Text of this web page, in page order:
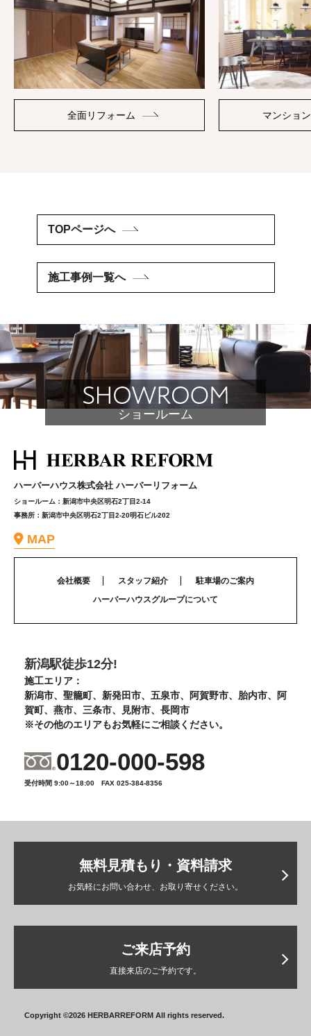
全面リフォーム マンショ
TOPページへ
施工事例一覧へ
ショールーム
ハーバーハウス株式会社 ハーバーリフォーム
ショールーム：新潟市中央区明石2丁目2-14
事務所：新潟市中央区明石2丁目2-20明石ビル202
MAP
会社概要 スタッフ紹介
駐車場のご案内
ハーバーハウスグループについて
新潟駅徒歩12分!
施工エリア：
新潟市、聖籠町、新発田市、五泉市、阿賀野市、胎内市、阿
賀町、燕市、三条市、見附市、長岡市
※その他のエリアもお気軽にご相談ください。
0120-000-598
受付時間 9:00～18:00 FAX 025-384-8356
ご来店予約
直接来店のご予約です。
無料見積もり・資料請求
お気軽にお問い合わせ、お取り寄せください。
Copyright ©2026 HERBARREFORM All rights reserved.